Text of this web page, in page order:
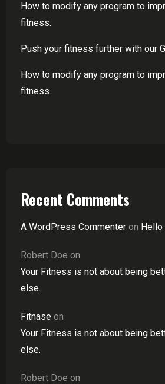
How to modify any program to
fitness.
Push your fitness further with our
How to modify any program to
fitness.
Recent Comments
A WordPress Commenter on Hello
Robert Doe on
Your Fitness is not about being
else.
Fitnase on
Your Fitness is not about being
else.
Robert Doe on